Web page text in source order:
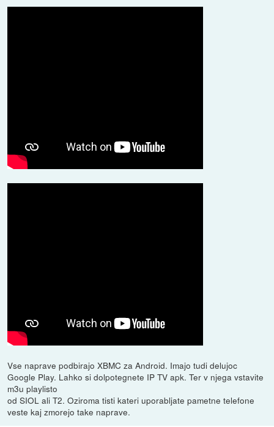
Vse naprave podbirajo XBMC za Android. Imajo tudi delujoc
Google Play. Lahko si dolpotegnete IP TV apk. Ter v njega vstavite
m3u playlisto
od SIOL ali T2. Oziroma tisti kateri uporabljate pametne telefone
veste kaj zmorejo take naprave.